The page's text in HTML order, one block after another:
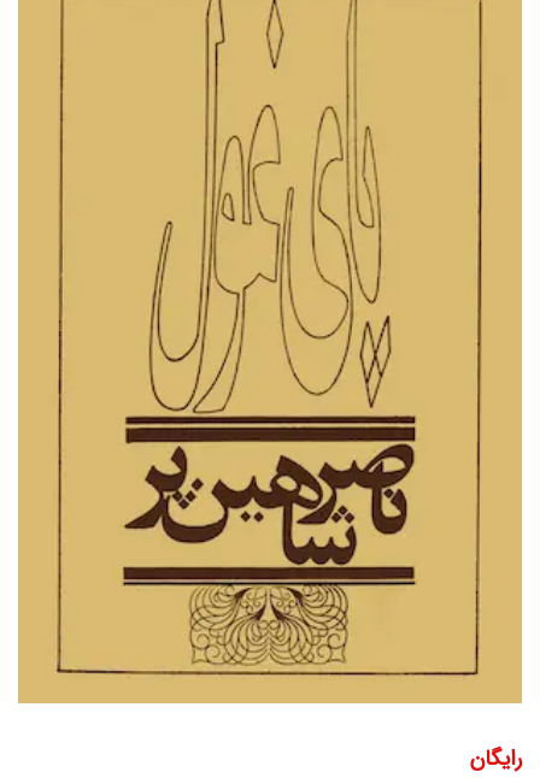
رایگان